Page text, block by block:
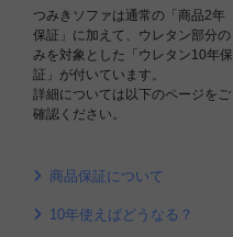
つみきソファは通常の「商品2年
保証」に加えて、ウレタン部分の
みを対象とした「ウレタン10年保
証」が付いています。
詳細については以下のページをご
確認ください。
商品保証について
10年使えばどうなる？